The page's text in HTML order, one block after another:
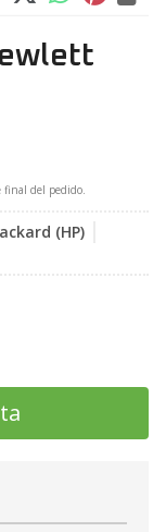
final del pedido.
(HP)